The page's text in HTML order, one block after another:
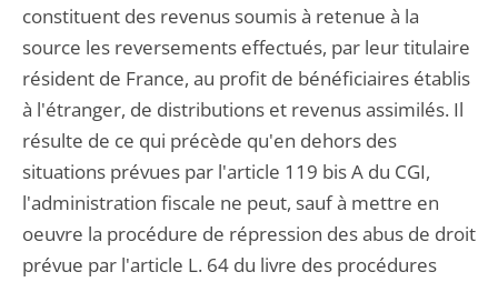
constituent des revenus soumis à retenue à la
source les reversements effectués, par leur titulaire
résident de France, au profit de bénéficiaires établis
à l'étranger, de distributions et revenus assimilés. Il
résulte de ce qui précède qu'en dehors des
situations prévues par l'article 119 bis A du CGI,
l'administration fiscale ne peut, sauf à mettre en
oeuvre la procédure de répression des abus de droit
prévue par l'article L. 64 du livre des procédures